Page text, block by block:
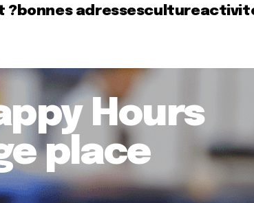
?bonnes adressesculture
Hours
place